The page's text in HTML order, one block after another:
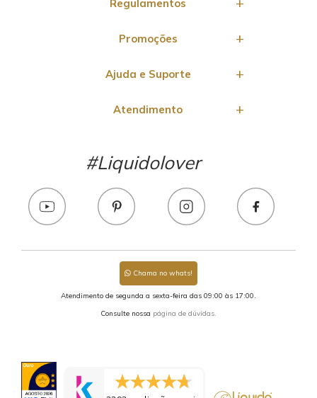
Regulamentos
Promoções
Ajuda e Suporte
Atendimento
#Liquidolover
Chama no whats!
Atendimento de segunda a sexta-feira das 09:00 às 17:00.
Consulte nossa página de dúvidas.